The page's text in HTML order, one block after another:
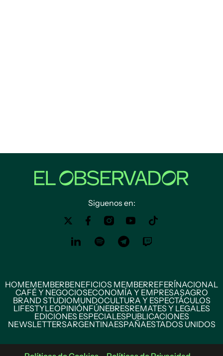
Siguenos en:
HOMEMEMBERBENEFICIOS MEMBERREFERÍNACIONAL
CAFÉ Y NEGOCIOSECONOMÍA Y EMPRESASAGRO
BRAND STUDIOMUNDOCULTURA Y ESPECTÁCULOS
LIFESTYLEOPINIÓNFÚNEBRESREMATES Y LEGALES
EDICIONES ESPECIALESPUBLICACIONES
NEWSLETTERSARGENTINAESPAÑAESTADOS UNIDOS